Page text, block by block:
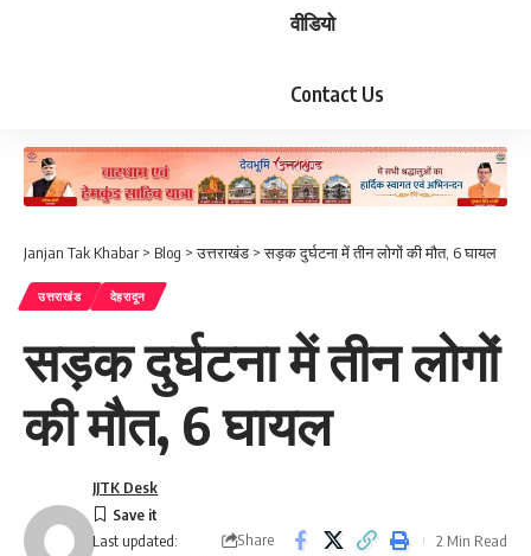
वीडियो
Contact Us
Janjan Tak Khabar > Blog >उत्तराखंड >सड़क दुर्घटना में तीन लोगों की मौत, 6 घायल
उत्तराखंड देहरादून
सड़क दुर्घटना में तीन लोगों
की मौत, 6 घायल
Last updated:
JJTK Desk
Share 2 Min Read